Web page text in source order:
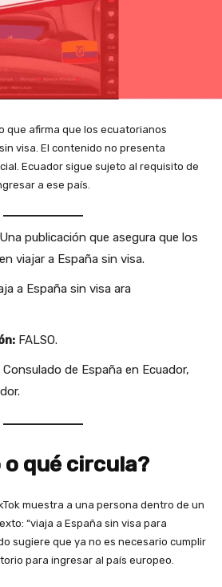
que afirma que los ecuatorianos
visa. El contenido no presenta
Ecuador sigue sujeto al requisito de
a ese país.
Una publicación que asegura que los
viajar a España sin visa.
a España sin visa ara
FALSO.
Consulado de España en Ecuador,
o qué circula?
muestra a una persona dentro de un
“viaja a España sin visa para
sugiere que ya no es necesario cumplir
para ingresar al país europeo.